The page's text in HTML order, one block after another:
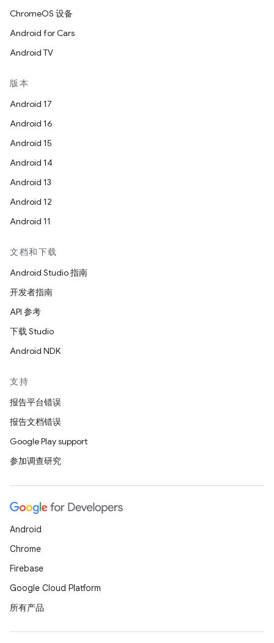
ChromeOS 设备
Android for Cars
Android TV
版本
Android 17
Android 16
Android 15
Android 14
Android 13
Android 12
Android 11
文档和下载
Android Studio 指南
开发者指南
API 参考
下载 Studio
Android NDK
支持
报告平台错误
报告文档错误
Google Play support
参加调查研究
Android
Chrome
Firebase
Google Cloud Platform
所有产品